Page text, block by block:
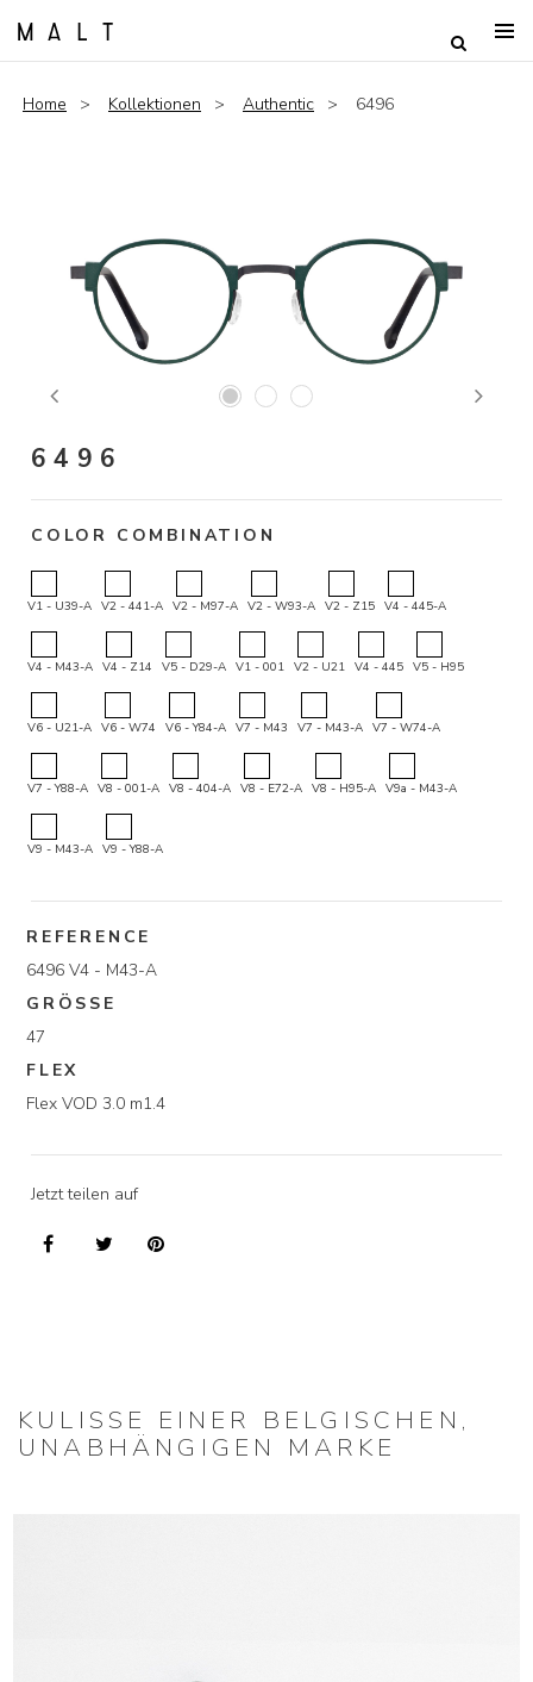
Home Kollektionen Authentic 6496
Previous Next
6496
COLOR COMBINATION
V1 - U39-A V2 - 441-A V2 - M97-A V2 - W93-A V2 - Z15 V4 - 445-A
V4 - M43-A V4 - Z14 V5 - D29-A V1 - 001 V2 - U21 V4 - 445 V5 - H95
V6 - U21-A V6 - W74 V6 - Y84-A V7 - M43 V7 - M43-A V7 - W74-A
V7 - Y88-A V8 - 001-A V8 - 404-A V8 - E72-A V8 - H95-A V9a - M43-A
V9 - M43-A V9 - Y88-A
REFERENCE
6496 V4 - M43-A
GRÖSSE
47
FLEX
Flex VOD 3.0 m1.4
Jetzt teilen auf
KULISSE EINER BELGISCHEN,
UNABHÄNGIGEN MARKE